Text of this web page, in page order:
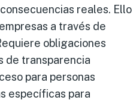
reales. Ello
a través de
obligaciones
de transparencia
para personas
específicas para